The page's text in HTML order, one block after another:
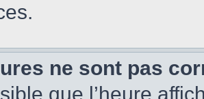
ne sont pas
que l’heure